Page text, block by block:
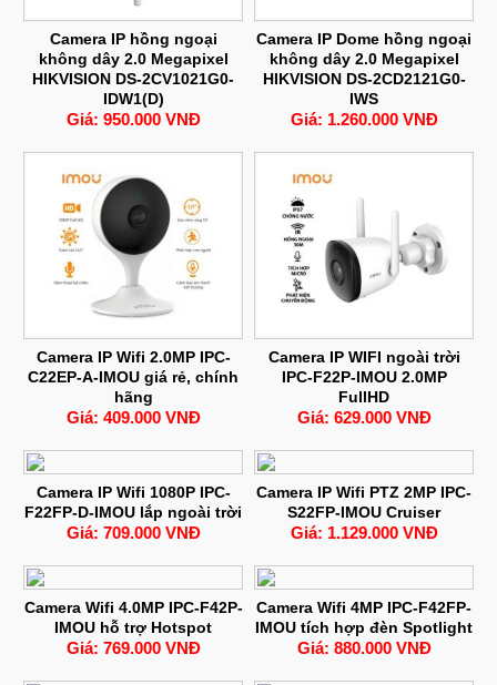
Camera IP hồng ngoại
không dây 2.0 Megapixel
HIKVISION DS-2CV1021G0-
IDW1(D)
Giá: 950.000 VNĐ
Camera IP Dome hồng ngoại
không dây 2.0 Megapixel
HIKVISION DS-2CD2121G0-
IWS
Giá: 1.260.000 VNĐ
Camera IP Wifi 2.0MP IPC-
C22EP-A-IMOU giá rẻ, chính
hãng
Giá: 409.000 VNĐ
Camera IP WIFI ngoài trời
IPC-F22P-IMOU 2.0MP
FullHD
Giá: 629.000 VNĐ
Camera IP Wifi 1080P IPC-
F22FP-D-IMOU lắp ngoài trời
Giá: 709.000 VNĐ
Camera IP Wifi PTZ 2MP IPC-
S22FP-IMOU Cruiser
Giá: 1.129.000 VNĐ
Camera Wifi 4.0MP IPC-F42P-
IMOU hỗ trợ Hotspot
Giá: 769.000 VNĐ
Camera Wifi 4MP IPC-F42FP-
IMOU tích hợp đèn Spotlight
Giá: 880.000 VNĐ